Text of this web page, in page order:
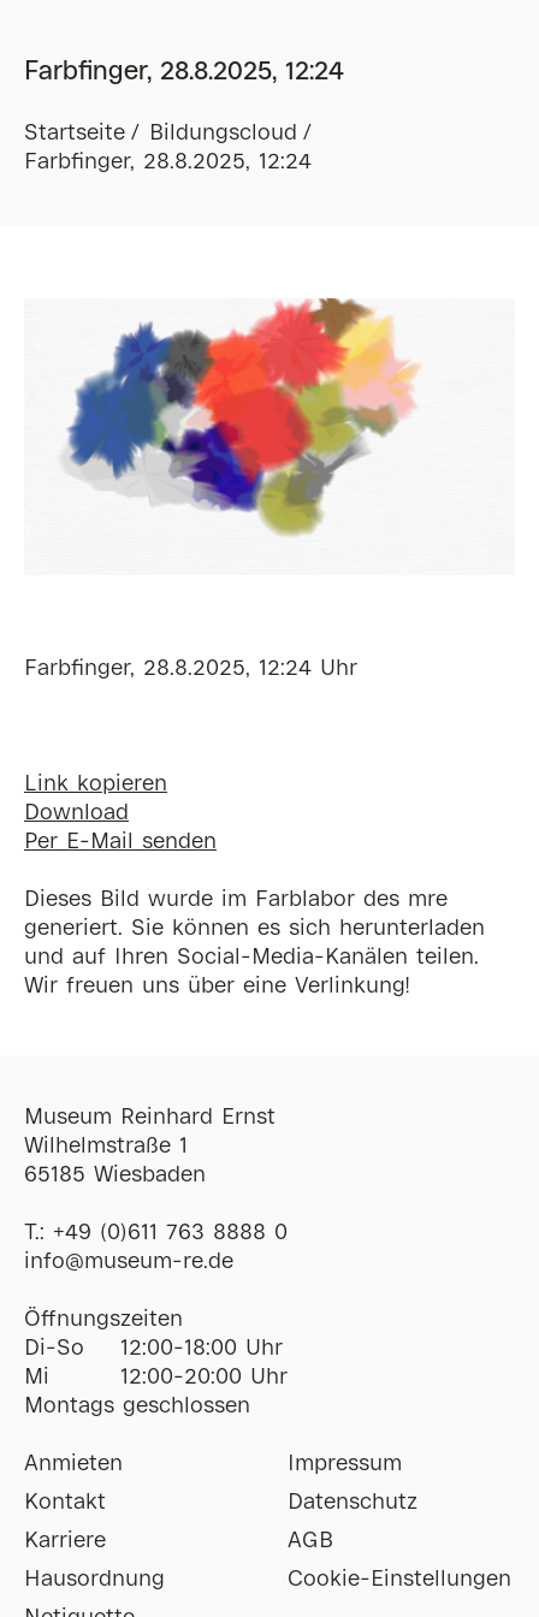
Farbfinger, 28.8.2025, 12:24
Startseite
Bildungscloud
Farbfinger, 28.8.2025, 12:24
Farbfinger, 28.8.2025, 12:24 Uhr
Link kopieren
Download
Per E-Mail senden
Dieses Bild wurde im Farblabor des mre
generiert. Sie können es sich herunterladen
und auf Ihren Social-Media-Kanälen teilen.
Wir freuen uns über eine Verlinkung!
Museum Reinhard Ernst
Wilhelmstraße 1
65185 Wiesbaden
T.: +49 (0)611 763 8888 0
ofni@museum-re de
Öffnungszeiten
Di-So
12:00-18:00 Uhr
Mi
12:00-20:00 Uhr
Montags geschlossen
Anmieten
Kontakt
Karriere
Hausordnung
Impressum
Datenschutz
AGB
Cookie-Einstellungen